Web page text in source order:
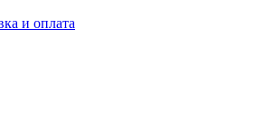
и оплата